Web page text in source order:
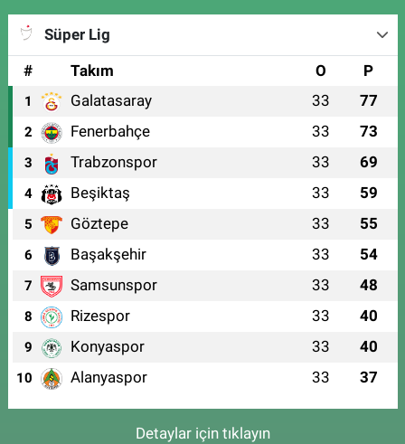
Süper Lig
#
Takım O P
1 Galatasaray 33 77
2 Fenerbahçe 33 73
3 Trabzonspor 33 69
4 Beşiktaş 33 59
5 Göztepe 33 55
6 Başakşehir 33 54
7 Samsunspor 33 48
8 Rizespor 33 40
9 Konyaspor 33 40
10 Alanyaspor 33 37
Detaylar için tıklayın